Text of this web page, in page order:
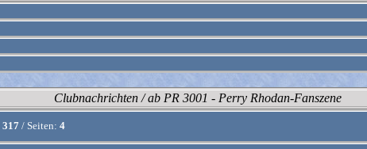
Clubnachrichten / ab PR 3001 - Perry Rhodan-Fanszene
317 / Seiten: 4